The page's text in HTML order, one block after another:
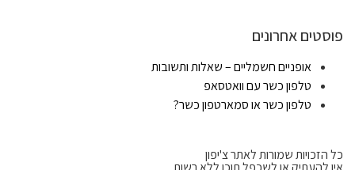
פוסטים אחרונים
אופניים חשמליים – שאלות ותשובות
טלפון כשר עם וואטסאפ
טלפון כשר או סמארטפון כשר?
כל הזכויות שמורות לאתר צ'יפון